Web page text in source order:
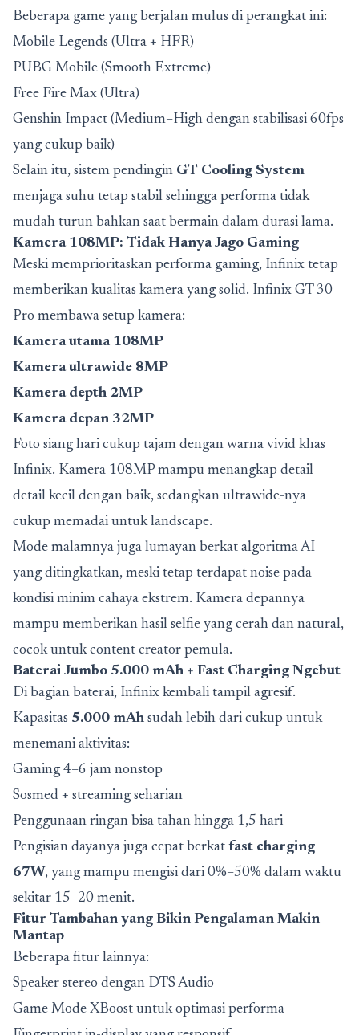
Beberapa game yang berjalan mulus di perangkat ini:
Mobile Legends (Ultra + HFR)
PUBG Mobile (Smooth Extreme)
Free Fire Max (Ultra)
Genshin Impact (Medium–High dengan stabilisasi 60fps
yang cukup baik)
Selain itu, sistem pendingin GT Cooling System
menjaga suhu tetap stabil sehingga performa tidak
mudah turun bahkan saat bermain dalam durasi lama.
Kamera 108MP: Tidak Hanya Jago Gaming
Meski memprioritaskan performa gaming, Infinix tetap
memberikan kualitas kamera yang solid. Infinix GT 30
Pro membawa setup kamera:
Kamera utama 108MP
Kamera ultrawide 8MP
Kamera depth 2MP
Kamera depan 32MP
Foto siang hari cukup tajam dengan warna vivid khas
Infinix. Kamera 108MP mampu menangkap detail
detail kecil dengan baik, sedangkan ultrawide-nya
cukup memadai untuk landscape.
Mode malamnya juga lumayan berkat algoritma AI
yang ditingkatkan, meski tetap terdapat noise pada
kondisi minim cahaya ekstrem. Kamera depannya
mampu memberikan hasil selfie yang cerah dan natural,
cocok untuk content creator pemula.
Baterai Jumbo 5.000 mAh + Fast Charging Ngebut
Di bagian baterai, Infinix kembali tampil agresif.
Kapasitas 5.000 mAh sudah lebih dari cukup untuk
menemani aktivitas:
Gaming 4–6 jam nonstop
Sosmed + streaming seharian
Penggunaan ringan bisa tahan hingga 1,5 hari
Pengisian dayanya juga cepat berkat fast charging
67W, yang mampu mengisi dari 0%–50% dalam waktu
sekitar 15–20 menit.
Fitur Tambahan yang Bikin Pengalaman Makin
Mantap
Beberapa fitur lainnya:
Speaker stereo dengan DTS Audio
Game Mode XBoost untuk optimasi performa